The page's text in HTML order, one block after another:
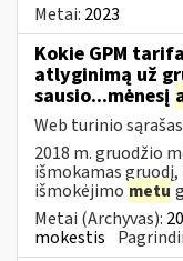
Metai: 2023
Kokie GPM
atlyginimą už
sausio...mėnesį
Web turinio sąrašas
2018 m. gruodžio
išmokamas
išmokėjimo metu
Metai (Archyvas):
mokestis